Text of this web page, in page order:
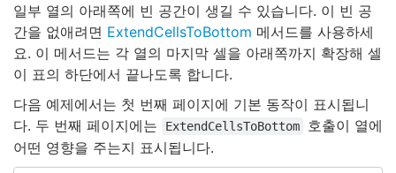
일부 열의 아래쪽에 빈 공간이 생길 수 있습니다. 이 빈 공
간을 없애려면 ExtendCellsToBottom 메서드를 사용하세
요. 이 메서드는 각 열의 마지막 셀을 아래쪽까지 확장해 셀
이 표의 하단에서 끝나도록 합니다.
다음 예제에서는 첫 번째 페이지에 기본 동작이 표시됩니
다. 두 번째 페이지에는
ExtendCellsToBottom
호출이 열에
어떤 영향을 주는지 표시됩니다.